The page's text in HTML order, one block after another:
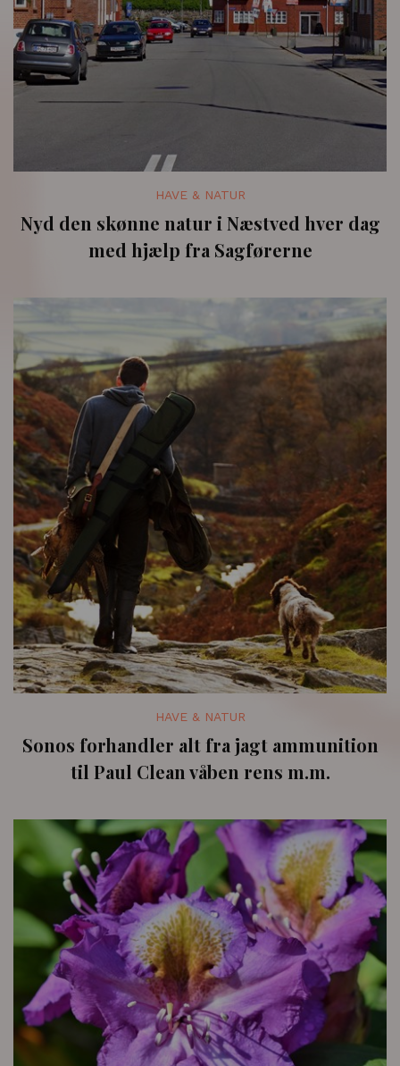
HAVE & NATUR
Nyd den skønne natur i Næstved hver dag
med hjælp fra Sagførerne
HAVE & NATUR
Sonos forhandler alt fra jagt ammunition
til Paul Clean våben rens m.m.